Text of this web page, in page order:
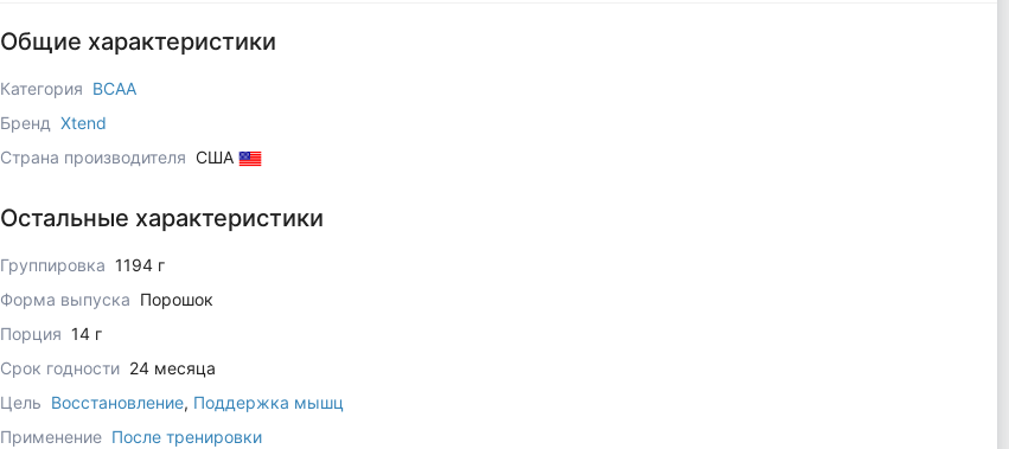
Общие характеристики
Категория BCAA
Бренд Xtend
Страна производителя США
Остальные характеристики
Группировка 1194 г
Форма выпуска Порошок
Порция 14 г
Срок годности 24 месяца
Цель Восстановление, Поддержка мышц
Применение После тренировки